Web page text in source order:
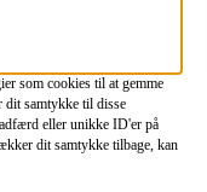
som cookies til at gemme
dit samtykke til disse
eller unikke ID'er på
dit samtykke tilbage, kan